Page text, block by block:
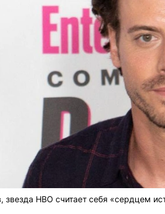
HBO считает себя «сердцем